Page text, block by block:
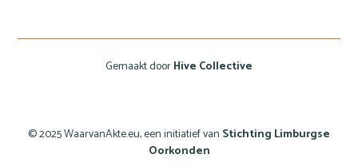
© 2025 WaarvanAkte.eu, een initiatief van Stichting Limburgse
Oorkonden
Gemaakt doorHive Collective